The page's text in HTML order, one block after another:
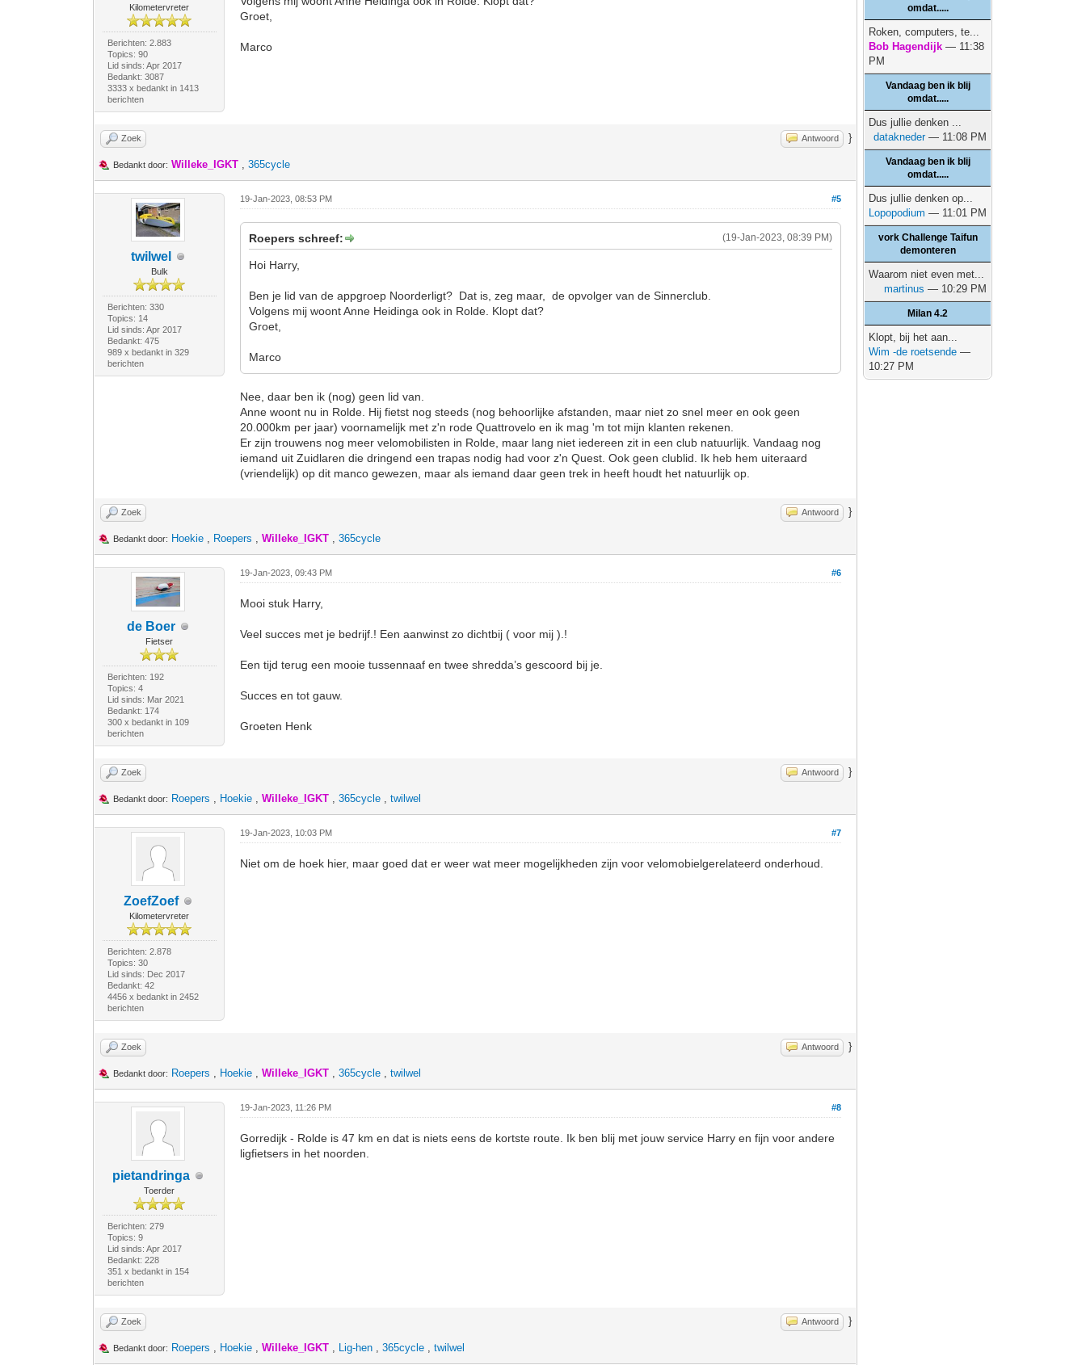
Kilometervreter
Berichten: 2.883
Topics: 90
Lid sinds: Apr 2017
Bedankt: 3087
3333 x bedankt in 1413
berichten
Groet,
Marco
Zoek Antwoord }
Bedankt door: Willeke_IGKT ,365cycle
twilwel
Bulk
Berichten: 330
Topics: 14
Lid sinds: Apr 2017
Bedankt: 475
989 x bedankt in 329
berichten
#5
19-Jan-2023, 08:53 PM
(19-Jan-2023, 08:39 PM)
Roepers schreef:
Hoi Harry,
Ben je lid van de appgroep Noorderligt? Dat is, zeg maar, de opvolger van de Sinnerclub.
Volgens mij woont Anne Heidinga ook in Rolde. Klopt dat?
Groet,
Marco
Nee, daar ben ik (nog) geen lid van.
Anne woont nu in Rolde. Hij fietst nog steeds (nog behoorlijke afstanden, maar niet zo snel meer en ook geen
20.000km per jaar) voornamelijk met z'n rode Quattrovelo en ik mag 'm tot mijn klanten rekenen.
Er zijn trouwens nog meer velomobilisten in Rolde, maar lang niet iedereen zit in een club natuurlijk. Vandaag nog
iemand uit Zuidlaren die dringend een trapas nodig had voor z'n Quest. Ook geen clublid. Ik heb hem uiteraard
(vriendelijk) op dit manco gewezen, maar als iemand daar geen trek in heeft houdt het natuurlijk op.
Zoek Antwoord }
Bedankt door: Hoekie , Roepers ,Willeke_IGKT ,365cycle
de Boer
Fietser
Berichten: 192
Topics: 4
Lid sinds: Mar 2021
Bedankt: 174
300 x bedankt in 109
berichten
#6
19-Jan-2023, 09:43 PM
Mooi stuk Harry,
Veel succes met je bedrijf.! Een aanwinst zo dichtbij ( voor mij ).!
Een tijd terug een mooie tussennaaf en twee shredda’s gescoord bij je.
Succes en tot gauw.
Groeten Henk
Zoek Antwoord }
Bedankt door: Roepers , Hoekie ,Willeke_IGKT ,365cycle ,twilwel
ZoefZoef
Kilometervreter
Berichten: 2.878
Topics: 30
Lid sinds: Dec 2017
Bedankt: 42
4456 x bedankt in 2452
berichten
#7
19-Jan-2023, 10:03 PM
Niet om de hoek hier, maar goed dat er weer wat meer mogelijkheden zijn voor velomobielgerelateerd onderhoud.
Zoek Antwoord }
Bedankt door: Roepers , Hoekie ,Willeke_IGKT ,365cycle ,twilwel
pietandringa
Toerder
Berichten: 279
Topics: 9
Lid sinds: Apr 2017
Bedankt: 228
351 x bedankt in 154
berichten
#8
19-Jan-2023, 11:26 PM
Gorredijk - Rolde is 47 km en dat is niets eens de kortste route. Ik ben blij met jouw service Harry en fijn voor andere
ligfietsers in het noorden.
Zoek Antwoord }
Bedankt door: Roepers , Hoekie ,Willeke_IGKT , Lig-hen ,365cycle ,twilwel
omdat.....
Roken, computers, te...
Bob Hagendijk — 11:38
PM
Vandaag ben ik blij
omdat.....
Dus jullie denken ...
datakneder— 11:08 PM
Vandaag ben ik blij
omdat.....
Dus jullie denken op...
Lopopodium — 11:01 PM
vork Challenge Taifun
demonteren
Waarom niet even met...
martinus — 10:29 PM
Milan 4.2
Klopt, bij het aan...
Wim -de roetsende —
10:27 PM